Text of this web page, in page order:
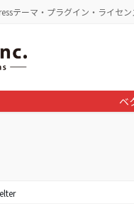
テーマ・プラグイン・ライセン
ベ